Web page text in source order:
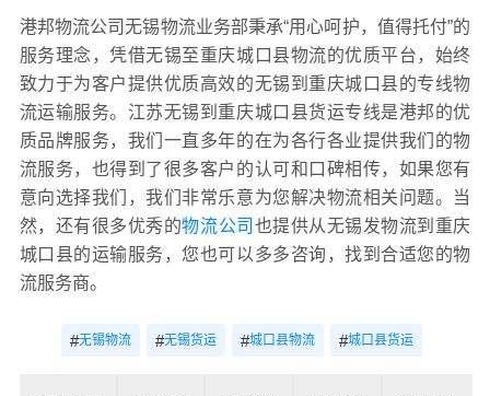
港邦物流公司无锡物流业务部秉承“用心呵护，值得托付”的
服务理念，凭借无锡至重庆城口县物流的优质平台，始终
致力于为客户提供优质高效的无锡到重庆城口县的专线物
流运输服务。江苏无锡到重庆城口县货运专线是港邦的优
质品牌服务，我们一直多年的在为各行各业提供我们的物
流服务，也得到了很多客户的认可和口碑相传，如果您有
意向选择我们，我们非常乐意为您解决物流相关问题。当
然，还有很多优秀的物流公司 也提供从无锡发物流到重庆
城口县的运输服务，您也可以多多咨询，找到合适您的物
流服务商。
#无锡物流 #无锡货运 #城口县物流 #城口县货运